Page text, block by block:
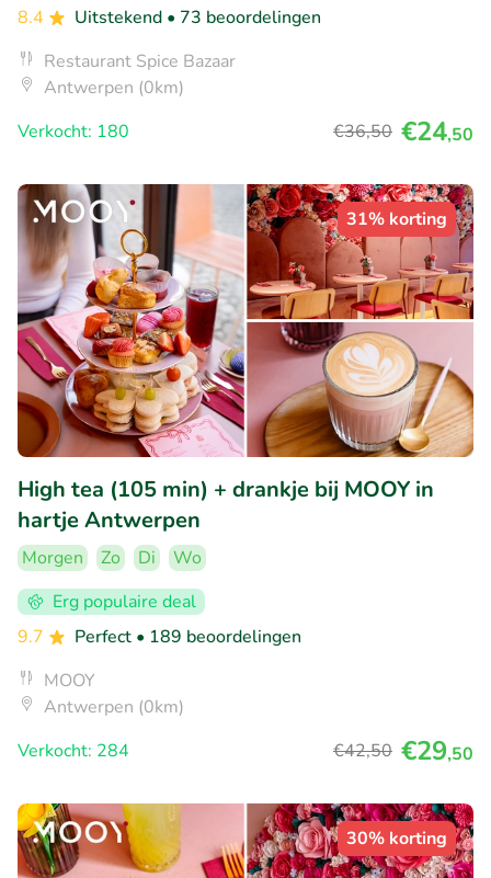
8.4 Uitstekend • 73 beoordelingen
Restaurant Spice Bazaar
Antwerpen (0km)
Verkocht: 180
€36,50 €24,50
31% korting
High tea (105 min) + drankje bij MOOY in
hartje Antwerpen
Morgen Zo Di
Wo
Erg populaire deal
9.7
Perfect • 189 beoordelingen
MOOY
Antwerpen (0km)
Verkocht: 284
€42,50 €29,50
30% korting